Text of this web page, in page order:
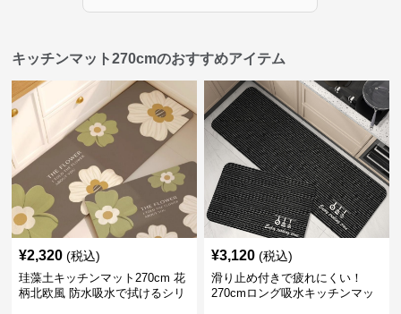
キッチンマット270cmのおすすめアイテム
¥2,320 (税込)
珪藻土キッチンマット270cm 花
柄北欧風 防水吸水で拭けるシリ
¥3,120 (税込)
滑り止め付きで疲れにくい！
270cmロング吸水キッチンマッ